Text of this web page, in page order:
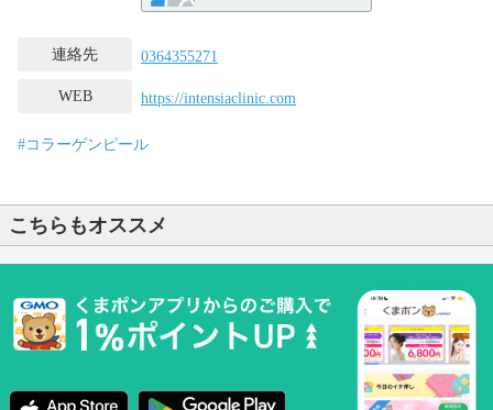
連絡先 0364355271
WEB https://intensiaclinic.com
#コラーゲンピール
こちらもオススメ